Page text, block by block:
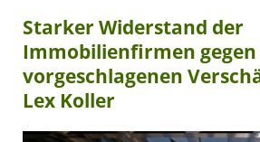
Starker Widerstand der
Immobilienfirmen gegen
vorgeschlagenen
Lex Koller